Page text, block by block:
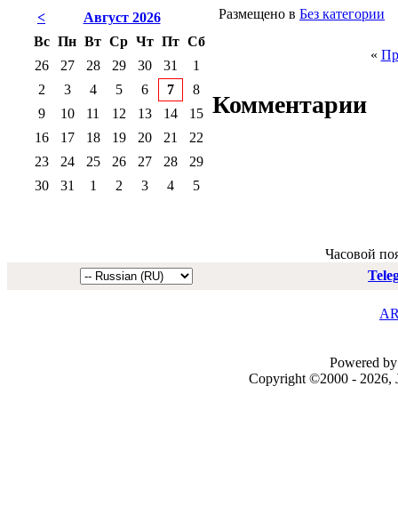
Размещено в Без категории
«
Комментарии
<
Август 2026
Вс Пн Вт Ср Чт Пт Сб
26
27 28 29 30 31
1
2
3 4 5 6 7
8
9
10 11 12 13 14
15
16
17 18 19 20 21
22
23
24 25 26 27 28
29
30
31 1 2 3 4 5
Часовой
Powered
Copyright ©2000 - 2026,